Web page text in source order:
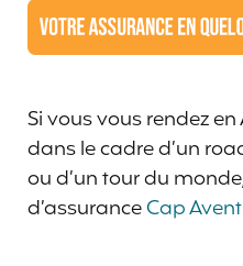
Si vous vous rendez
dans le cadre d’un
ou d’un tour du
d’assuranceCap